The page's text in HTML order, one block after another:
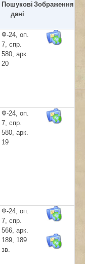
Пошукові
дані
Зображення
Ф-24, оп.
7, спр.
580, арк.
20
Ф-24, оп.
7, спр.
580, арк.
19
Ф-24, оп.
7, спр.
566, арк.
189, 189
зв.